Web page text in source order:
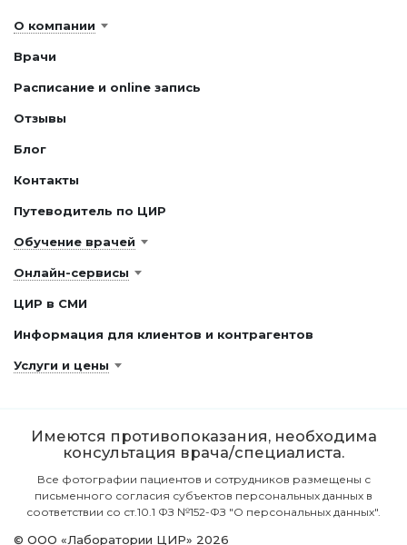
О компании
Врачи
Расписание и online запись
Отзывы
Блог
Контакты
Путеводитель по ЦИР
Обучение врачей
Онлайн-сервисы
ЦИР в СМИ
Информация для клиентов и контрагентов
Услуги и цены
Имеются противопоказания, необходима
консультация врача/специалиста.
Все фотографии пациентов и сотрудников размещены с
письменного согласия субъектов персональных данных в
соответствии со ст.10.1 ФЗ №152-ФЗ "О персональных данных".
© ООО «Лаборатории ЦИР» 2026